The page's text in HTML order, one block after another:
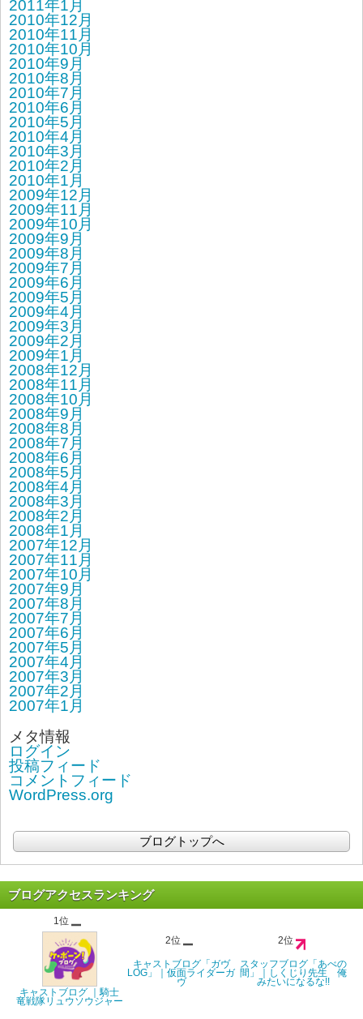
2011年1月
2010年12月
2010年11月
2010年10月
2010年9月
2010年8月
2010年7月
2010年6月
2010年5月
2010年4月
2010年3月
2010年2月
2010年1月
2009年12月
2009年11月
2009年10月
2009年9月
2009年8月
2009年7月
2009年6月
2009年5月
2009年4月
2009年3月
2009年2月
2009年1月
2008年12月
2008年11月
2008年10月
2008年9月
2008年8月
2008年7月
2008年6月
2008年5月
2008年4月
2008年3月
2008年2月
2008年1月
2007年12月
2007年11月
2007年10月
2007年9月
2007年8月
2007年7月
2007年6月
2007年5月
2007年4月
2007年3月
2007年2月
2007年1月
メタ情報
ログイン
投稿フィード
コメントフィード
WordPress.org
ブログトップへ
ブログアクセスランキング
1位
キャストブログ ｜騎士
竜戦隊リュウソウジャー
2位
キャストブログ「ガヴ
LOG」｜仮面ライダーガ
ヴ
2位
スタッフブログ「あべの
間」｜しくじり先生 俺
みたいになるな!!